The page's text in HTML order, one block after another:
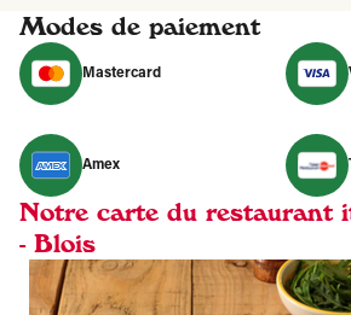
Modes de paiement
Mastercard
Amex
Notre carte du restaurant
- Blois